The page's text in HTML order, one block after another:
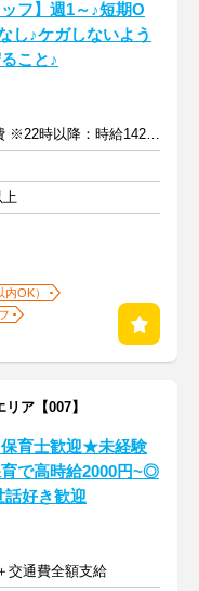
ッフ】週1～♪短期O
し♪ケガしないよう
こと♪
時給1140円～ +交通費 ※22時以降：時給1425円～
上
OK）
ア【007】
保育士歓迎★未経験
で高時給2000円~◎
話好き歓迎
交通費全額支給